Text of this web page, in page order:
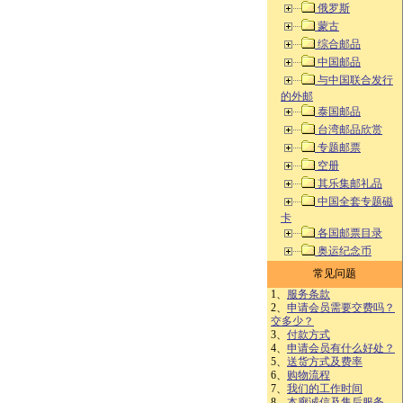
俄罗斯
蒙古
综合邮品
中国邮品
与中国联合发行
的外邮
泰国邮品
台湾邮品欣赏
专题邮票
空册
其乐集邮礼品
中国全套专题磁
卡
各国邮票目录
奥运纪念币
常见问题
1、 服务条款
2、 申请会员需要交费吗？
交多少？
3、 付款方式
4、 申请会员有什么好处？
5、 送货方式及费率
6、 购物流程
7、 我们的工作时间